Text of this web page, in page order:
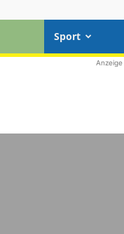
Sport
Anzeige